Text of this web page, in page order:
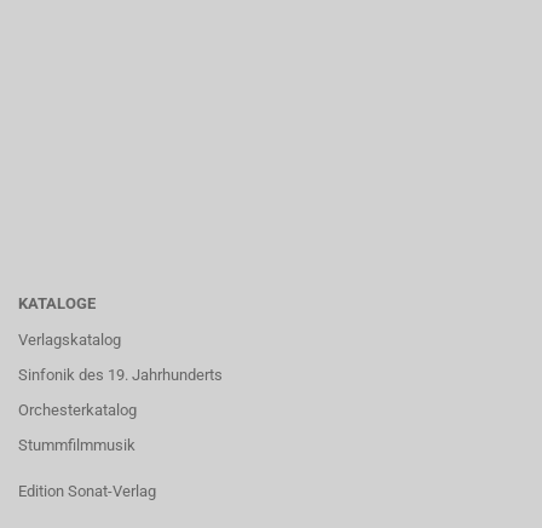
KATALOGE
Verlagskatalog
Sinfonik des 19. Jahrhunderts
Orchesterkatalog
Stummfilmmusik
Edition Sonat-Verlag